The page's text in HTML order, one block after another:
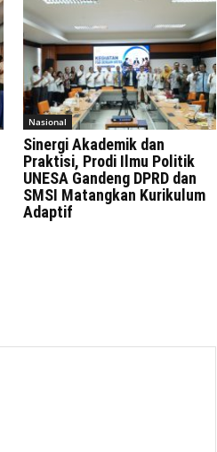
Nasional
Sinergi Akademik dan
Praktisi, Prodi Ilmu Politik
UNESA Gandeng DPRD dan
SMSI Matangkan Kurikulum
Adaptif